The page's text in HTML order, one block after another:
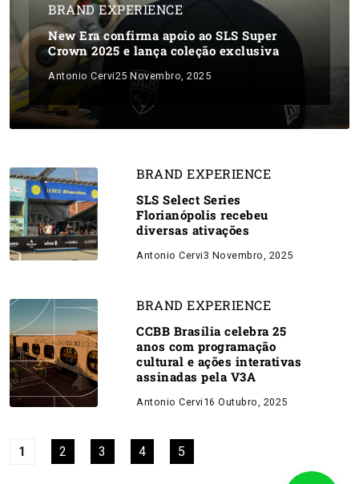
BRAND EXPERIENCE
New Era confirma apoio ao SLS Super
Crown 2025 e lança coleção exclusiva
Antonio Cervi25 Novembro, 2025
BRAND EXPERIENCE
SLS Select Series
Florianópolis recebeu
diversas ativações
Antonio Cervi3 Novembro, 2025
BRAND EXPERIENCE
CCBB Brasília celebra 25
anos com programação
cultural e ações interativas
assinadas pela V3A
Antonio Cervi 16 Outubro, 2025
1 2 3 4 5